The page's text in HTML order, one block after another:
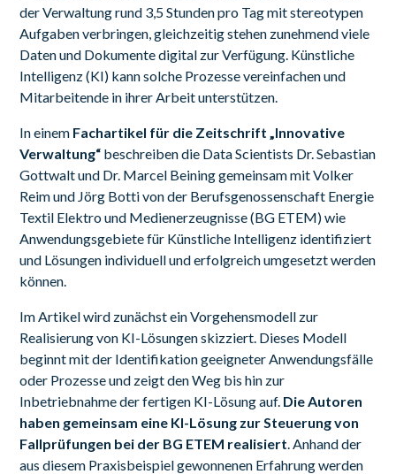
der Verwaltung rund 3,5 Stunden pro Tag mit stereotypen
Aufgaben verbringen, gleichzeitig stehen zunehmend viele
Daten und Dokumente digital zur Verfügung. Künstliche
Intelligenz (KI) kann solche Prozesse vereinfachen und
Mitarbeitende in ihrer Arbeit unterstützen.
In einem Fachartikel für die Zeitschrift „Innovative
Verwaltung“ beschreiben die Data Scientists Dr. Sebastian
Gottwalt und Dr. Marcel Beining gemeinsam mit Volker
Reim und Jörg Botti von der Berufsgenossenschaft Energie
Textil Elektro und Medienerzeugnisse (BG ETEM) wie
Anwendungsgebiete für Künstliche Intelligenz identifiziert
und Lösungen individuell und erfolgreich umgesetzt werden
können.
Im Artikel wird zunächst ein Vorgehensmodell zur
Realisierung von KI-Lösungen skizziert. Dieses Modell
beginnt mit der Identifikation geeigneter Anwendungsfälle
oder Prozesse und zeigt den Weg bis hin zur
Inbetriebnahme der fertigen KI-Lösung auf. Die Autoren
haben gemeinsam eine KI-Lösung zur Steuerung von
Fallprüfungen bei der BG ETEM realisiert . Anhand der
aus diesem Praxisbeispiel gewonnenen Erfahrung werden